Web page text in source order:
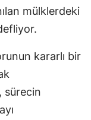
mülklerdeki
kararlı bir
sürecin